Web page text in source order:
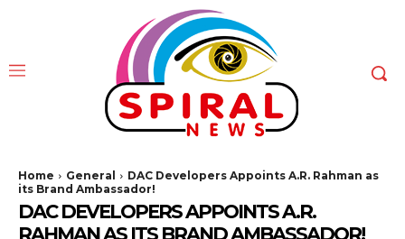
Home General
DAC Developers Appoints A.R. Rahman as
its Brand Ambassador!
DAC DEVELOPERS APPOINTS A.R.
RAHMAN AS ITS BRAND AMBASSADOR!